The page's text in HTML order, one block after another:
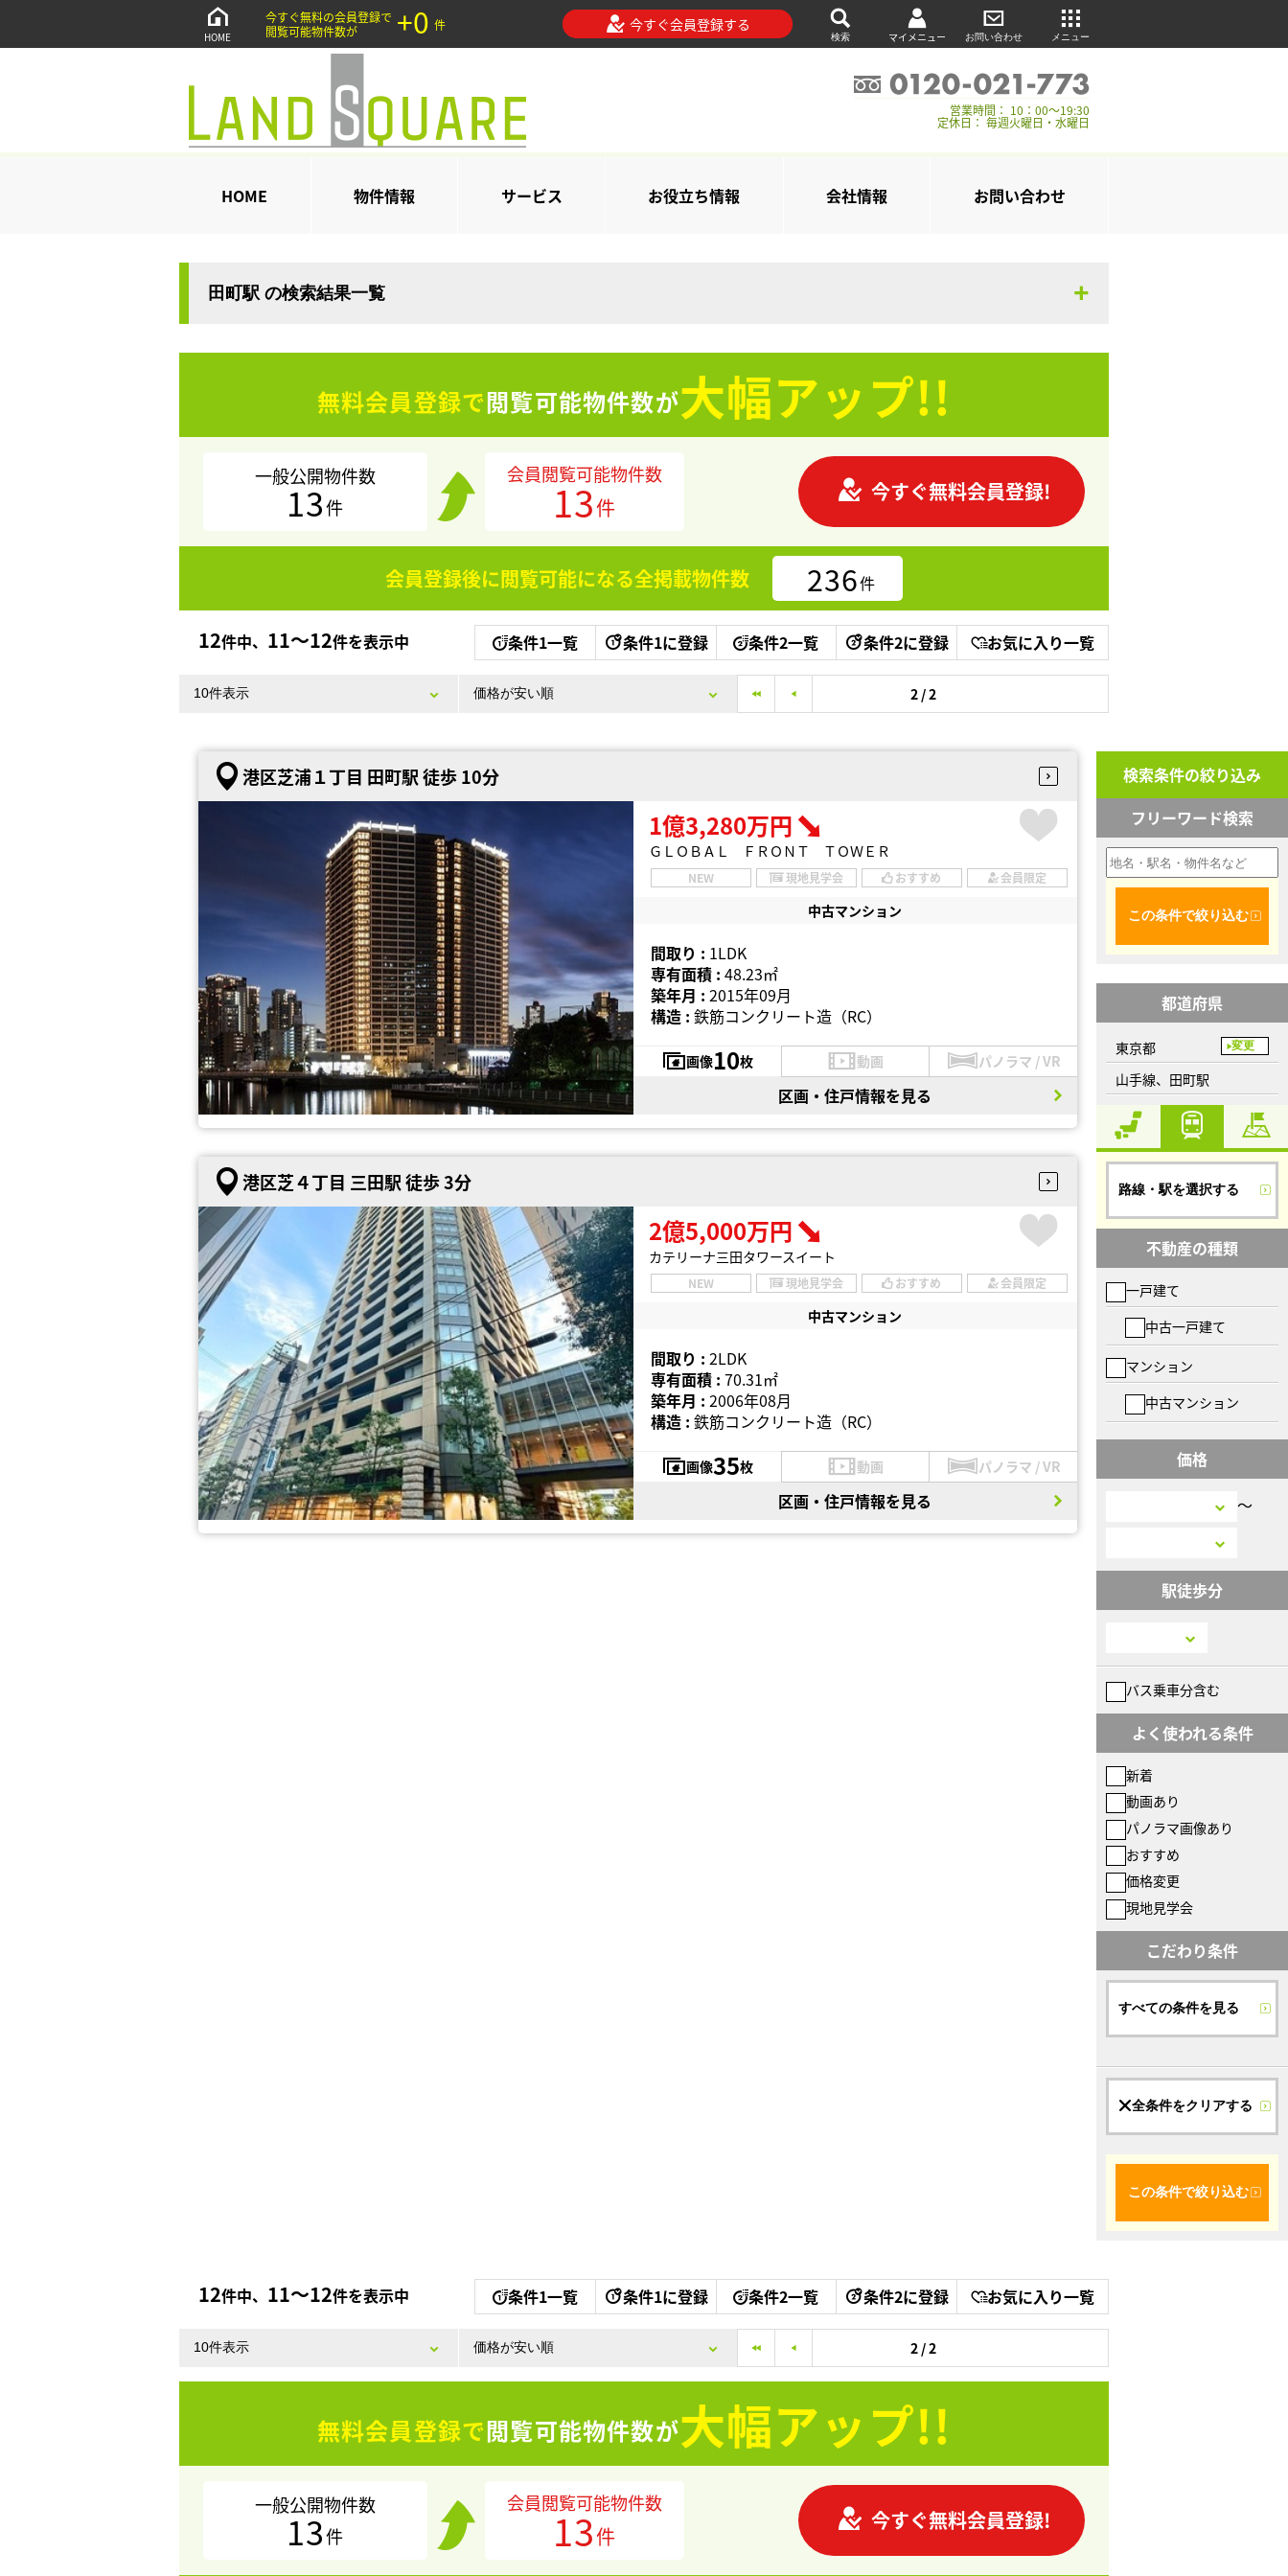
HOME
今すぐ無料の会員登録で
閲覧可能物件数が
+0 件 今すぐ会員登録する
検索 マイメニュー お問い合わせ メニュー
営業時間： 10：00～19:30
定休日： 毎週火曜日・水曜日
HOME 物件情報 サービス お役立ち情報 会社情報 お問い合わせ
田町駅 の検索結果一覧
無料会員登録で閲覧可能物件数が大幅アップ!!
一般公開物件数
13件
会員閲覧可能物件数
13件
今すぐ無料会員登録!
会員登録後に閲覧可能になる全掲載物件数 236件
12件中、 11〜12件を表示中 条件1一覧 条件1に登録 条件2一覧 条件2に登録 お気に入り一覧
2 / 2
港区芝浦１丁目 田町駅 徒歩 10分
1億3,280万円
ＧＬＯＢＡＬ ＦＲＯＮＴ ＴＯＷＥＲ
NEW 現地見学会 おすすめ 会員限定
中古マンション
間取り : 1LDK
専有面積 : 48.23㎡
築年月 : 2015年09月
構造 : 鉄筋コンクリート造（RC）
画像10枚 動画 パノラマ / VR
区画・住戸情報を見る
港区芝４丁目 三田駅 徒歩 3分
2億5,000万円
カテリーナ三田タワースイート
NEW 現地見学会 おすすめ 会員限定
中古マンション
間取り : 2LDK
専有面積 : 70.31㎡
築年月 : 2006年08月
構造 : 鉄筋コンクリート造（RC）
画像35枚 動画 パノラマ / VR
区画・住戸情報を見る
検索条件の絞り込み
フリーワード検索
この条件で絞り込む
都道府県
東京都 変更
山手線、田町駅
路線・駅を選択する
不動産の種類
一戸建て
中古一戸建て
マンション
中古マンション
価格
〜
駅徒歩分
バス乗車分含む
よく使われる条件
新着
動画あり
パノラマ画像あり
おすすめ
価格変更
現地見学会
こだわり条件
すべての条件を見る
全条件をクリアする
この条件で絞り込む
12件中、 11〜12件を表示中 条件1一覧 条件1に登録 条件2一覧 条件2に登録 お気に入り一覧
2 / 2
無料会員登録で閲覧可能物件数が大幅アップ!!
一般公開物件数
13件
会員閲覧可能物件数
13件
今すぐ無料会員登録!